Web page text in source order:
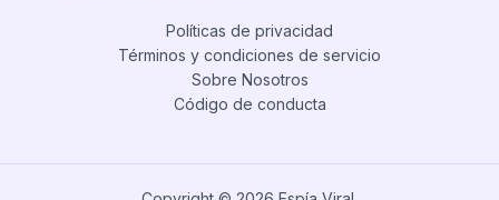
Políticas de privacidad
Términos y condiciones de servicio
Sobre Nosotros
Código de conducta